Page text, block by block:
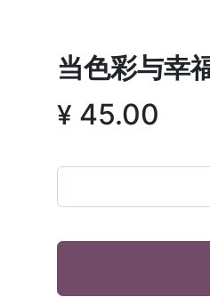
当色彩与幸
¥ 45.00